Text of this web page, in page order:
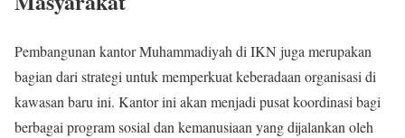
Pembangunan kantor Muhammadiyah di IKN juga merupakan
bagian dari strategi untuk memperkuat keberadaan organisasi di
kawasan baru ini. Kantor ini akan menjadi pusat koordinasi bagi
berbagai program sosial dan kemanusiaan yang dijalankan oleh